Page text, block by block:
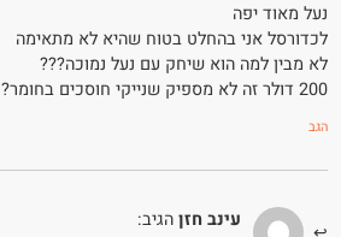
נעל מאוד יפה
לכדורסל אני בהחלט בטוח שהיא לא מתאימה
לא מבין למה הוא שיחק עם נעל נמוכה???
200 דולר זה לא מספיק שנייקי חוסכים בחומר?
הגב
עינב חזןהגיב: